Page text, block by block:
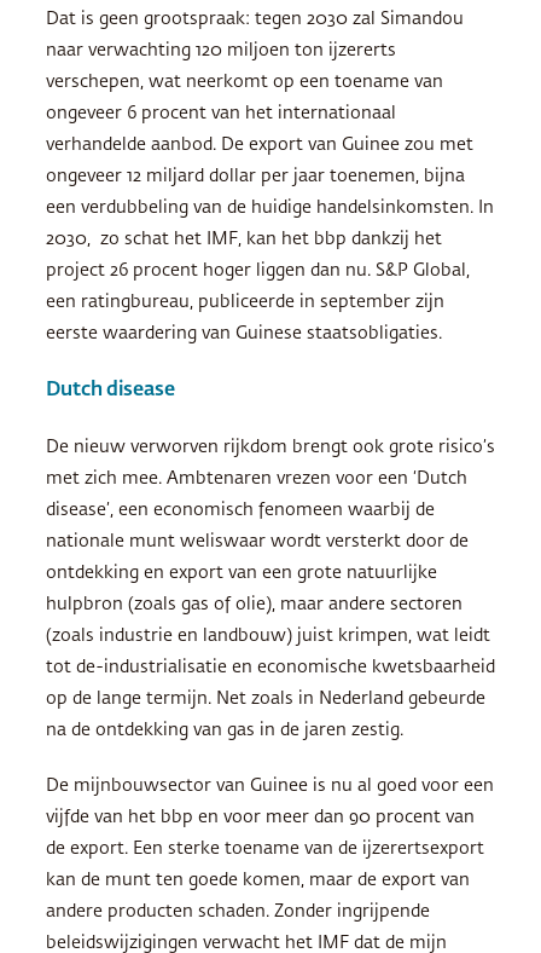
Dat is geen grootspraak: tegen 2030 zal Simandou
naar verwachting 120 miljoen ton ijzererts
verschepen, wat neerkomt op een toename van
ongeveer 6 procent van het internationaal
verhandelde aanbod. De export van Guinee zou met
ongeveer 12 miljard dollar per jaar toenemen, bijna
een verdubbeling van de huidige handelsinkomsten. In
2030, zo schat het IMF, kan het bbp dankzij het
project 26 procent hoger liggen dan nu. S&P Global,
een ratingbureau, publiceerde in september zijn
eerste waardering van Guinese staatsobligaties.
Dutch disease
De nieuw verworven rijkdom brengt ook grote risico’s
met zich mee. Ambtenaren vrezen voor een ‘Dutch
disease’, een economisch fenomeen waarbij de
nationale munt weliswaar wordt versterkt door de
ontdekking en export van een grote natuurlijke
hulpbron (zoals gas of olie), maar andere sectoren
(zoals industrie en landbouw) juist krimpen, wat leidt
tot de-industrialisatie en economische kwetsbaarheid
op de lange termijn. Net zoals in Nederland gebeurde
na de ontdekking van gas in de jaren zestig.
De mijnbouwsector van Guinee is nu al goed voor een
vijfde van het bbp en voor meer dan 90 procent van
de export. Een sterke toename van de ijzerertsexport
kan de munt ten goede komen, maar de export van
andere producten schaden. Zonder ingrijpende
beleidswijzigingen verwacht het IMF dat de mijn